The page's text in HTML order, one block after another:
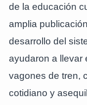
de la educación
amplia
desarrollo del
ayudaron a llevar
vagones de tren,
cotidiano y